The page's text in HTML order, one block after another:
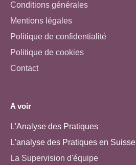
Conditions générales
Mentions légales
Politique de confidentialité
Politique de cookies
Contact
A voir
L'Analyse des Pratiques
L'analyse des Pratiques en Suisse
La Supervision d'équipe